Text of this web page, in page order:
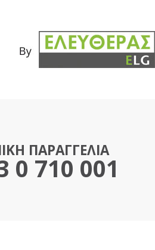
ΠΑΡΑΓΓΕΛΙΑ
0 710 001